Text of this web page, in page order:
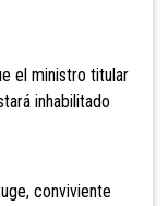
el ministro titular
inhabilitado
conviviente